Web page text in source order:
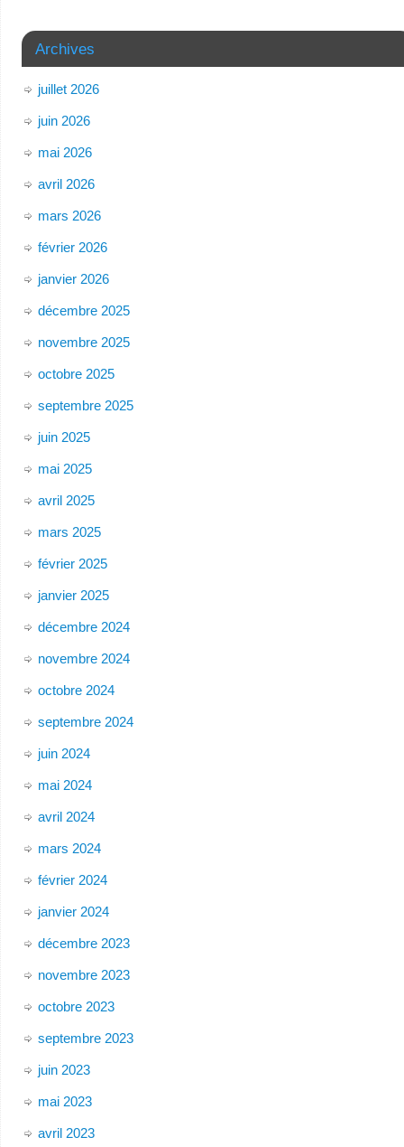
Archives
juillet 2026
juin 2026
mai 2026
avril 2026
mars 2026
février 2026
janvier 2026
décembre 2025
novembre 2025
octobre 2025
septembre 2025
juin 2025
mai 2025
avril 2025
mars 2025
février 2025
janvier 2025
décembre 2024
novembre 2024
octobre 2024
septembre 2024
juin 2024
mai 2024
avril 2024
mars 2024
février 2024
janvier 2024
décembre 2023
novembre 2023
octobre 2023
septembre 2023
juin 2023
mai 2023
avril 2023